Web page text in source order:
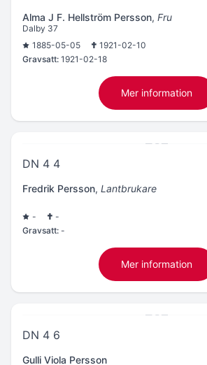
Alma J F. Hellström Persson, Fru
Dalby 37
1885-05-05
1921-02-10
Gravsatt: 1921-02-18
Mer information
DN 4 4
Fredrik Persson, Lantbrukare
-
-
Gravsatt: -
Mer information
DN 4 6
Gulli Viola Persson